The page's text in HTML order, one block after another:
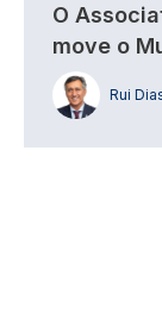
O
move o
Rui